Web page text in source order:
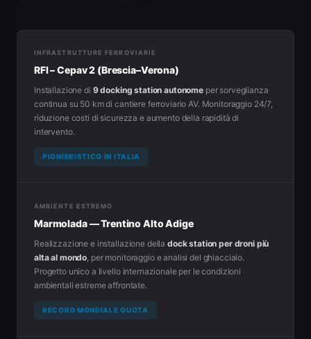
INFRASTRUTTURE FERROVIARIE
RFI – Cepav 2 (Brescia–Verona)
Installazione di 9 docking station autonome per sorveglianza
continua su 50 km di cantiere ferroviario AV. Monitoraggio 24/7,
riduzione costi di sicurezza e aumento della rapidità di
intervento.
PIONIERISTICO IN ITALIA
AMBIENTE ESTREMO
Marmolada — Trentino Alto Adige
Realizzazione e installazione della dock station per droni più
alta al mondo, per monitoraggio e analisi del ghiacciaio.
Progetto unico a livello internazionale per le condizioni
ambientali estreme affrontate.
RECORD MONDIALE QUOTA